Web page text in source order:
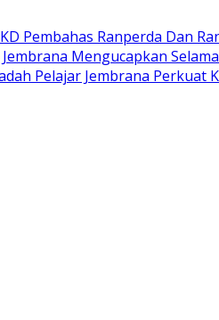
Pembahas Ranperda Dan
Mengucapkan
Pelajar Jembrana